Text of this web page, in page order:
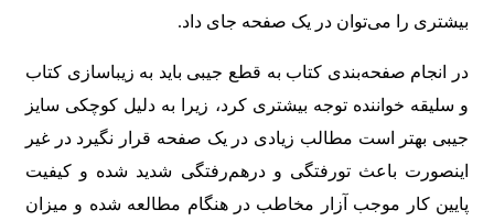
بیشتری را می‌توان در یک صفحه جای داد.
در انجام صفحه‌بندی کتاب به قطع جیبی باید به زیباسازی کتاب
و سلیقه خواننده توجه بیشتری کرد، زیرا به دلیل کوچکی سایز
جیبی بهتر است مطالب زیادی در یک صفحه قرار نگیرد در غیر
اینصورت باعث تورفتگی و درهم‌رفتگی شدید شده و کیفیت
پایین کار موجب آزار مخاطب در هنگام مطالعه شده و میزان